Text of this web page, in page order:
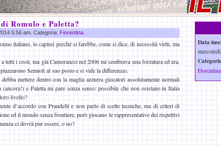
Romulo e Paletta?
5:56 am. Categoria: Fiorentina
italiano, lo capirei perché si farebbe, come si dice, di necessità virtù, ma
tutti i costi, ma già Camoranesi nel 2006 mi sembrava una forzatura ed era,
Semioli al suo posto e si vide la differenza).
mettere dentro con la maglia azzurra giocatori assolutamente normali
e Paletta mi pare senza senso: possibile che non esistano in Italia
livello?
d’accordo con Prandelli e non parlo di scelte tecniche, ma di criteri di
ed il mondo senza frontiere, però giocano le rappresentative dei rispettivi
ci dovrà pur essere, o no?
Data
Fiorentina